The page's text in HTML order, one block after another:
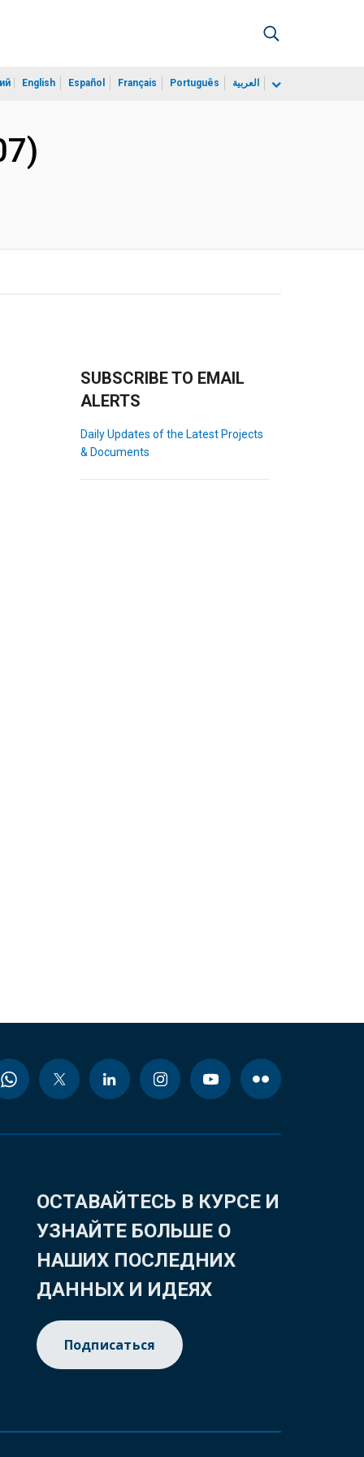
English Español Français Português العربية
SUBSCRIBE TO EMAIL
ALERTS
Daily Updates of the Latest Projects
& Documents
ОСТАВАЙТЕСЬ В КУРСЕ И
УЗНАЙТЕ БОЛЬШЕ О
НАШИХ ПОСЛЕДНИХ
ДАННЫХ И ИДЕЯХ
Подписаться